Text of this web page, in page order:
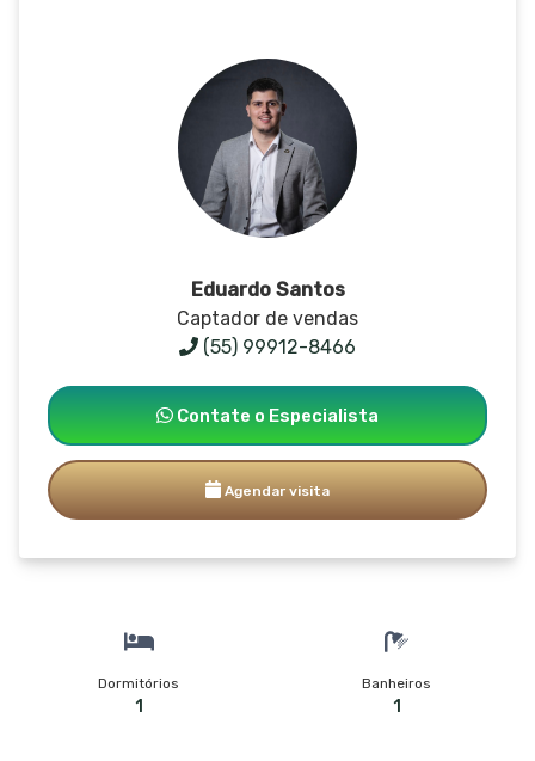
Eduardo Santos
Captador de vendas
(55) 99912-8466
Contate o Especialista
Agendar visita
Dormitórios
1
Banheiros
1